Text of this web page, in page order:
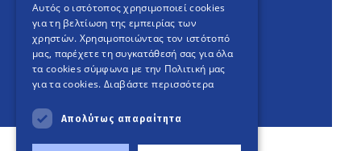
English Version
An project
Αυτός ο ιστότοπος χρησιμοποιεί cookies
για τη βελτίωση της εμπειρίας των
χρηστών. Χρησιμοποιώντας τον ιστότοπό
μας, παρέχετε τη συγκατάθεσή σας για όλα
τα cookies σύμφωνα με την Πολιτική μας
για τα cookies. Διαβάστε περισσότερα
Απολύτως απαραίτητα